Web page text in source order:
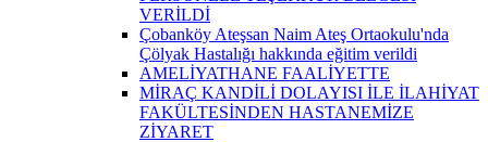
VERİLDİ
Çobanköy Ateşsan Naim Ateş Ortaokulu'nda
Çölyak Hastalığı hakkında eğitim verildi
AMELİYATHANE FAALİYETTE
MİRAÇ KANDİLİ DOLAYISI İLE İLAHİYAT
FAKÜLTESİNDEN HASTANEMİZE
ZİYARET